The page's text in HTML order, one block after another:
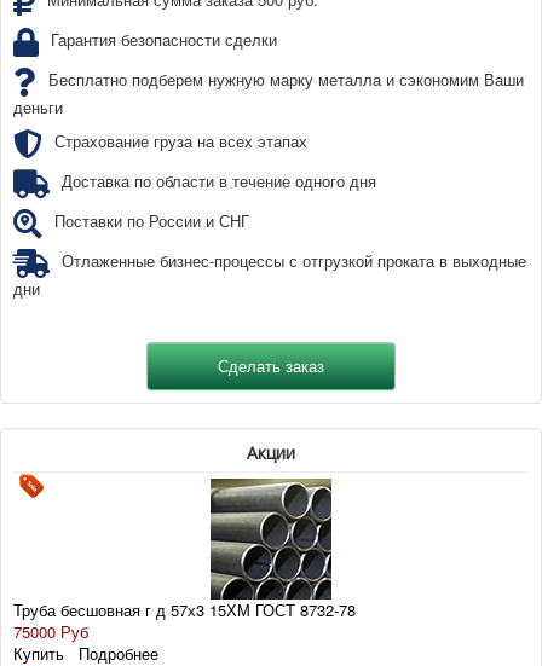
Гарантия безопасности сделки
Бесплатно подберем нужную марку металла и сэкономим Ваши
деньги
Страхование груза на всех этапах
Доставка по области в течение одного дня
Поставки по России и СНГ
Отлаженные бизнес-процессы с отгрузкой проката в выходные
дни
Акции
Труба бесшовная г д 57х3 15ХМ ГОСТ 8732-78
75000 Руб
Купить
Подробнее